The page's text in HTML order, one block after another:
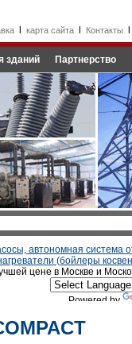
l карта сайтаl Контакты
зданий Партнерство
автономная система
(бойлеры
цене в Москве и
Powered by